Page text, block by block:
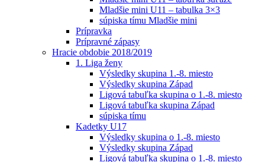
Mladšie mini U11 – tabulka 3×3
súpiska tímu Mladšie mini
Prípravka
Prípravné zápasy
Hracie obdobie 2018/2019
1. Liga ženy
Výsledky skupina 1.-8. miesto
Výsledky skupina Západ
Ligová tabuľka skupina o 1.-8. miesto
Ligová tabuľka skupina Západ
súpiska tímu
Kadetky U17
Výsledky skupina o 1.-8. miesto
Výsledky skupina Západ
Ligová tabuľka skupina o 1.-8. miesto